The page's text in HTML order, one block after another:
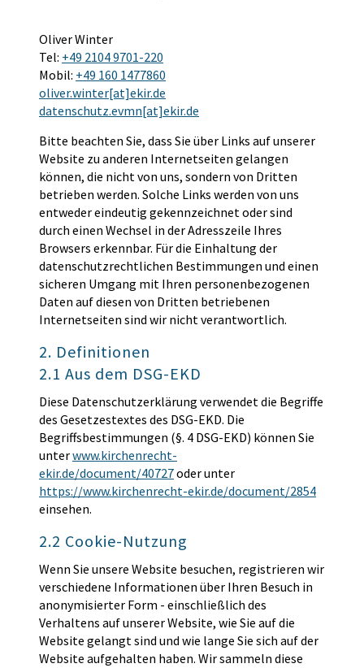
Oliver Winter
Tel: +49 2104 9701-220
Mobil: +49 160 1477860
oliver.winter[at]ekir.de
datenschutz.evmn[at]ekir.de
Bitte beachten Sie, dass Sie über Links auf unserer
Website zu anderen Internetseiten gelangen
können, die nicht von uns, sondern von Dritten
betrieben werden. Solche Links werden von uns
entweder eindeutig gekennzeichnet oder sind
durch einen Wechsel in der Adresszeile Ihres
Browsers erkennbar. Für die Einhaltung der
datenschutzrechtlichen Bestimmungen und einen
sicheren Umgang mit Ihren personenbezogenen
Daten auf diesen von Dritten betriebenen
Internetseiten sind wir nicht verantwortlich.
2. Definitionen
2.1 Aus dem DSG-EKD
Diese Datenschutzerklärung verwendet die Begriffe
des Gesetzestextes des DSG-EKD. Die
Begriffsbestimmungen (§. 4 DSG-EKD) können Sie
unterwww.kirchenrecht-
ekir.de/document/40727oder unter
https://www.kirchenrecht-ekir.de/document/2854
einsehen.
2.2 Cookie-Nutzung
Wenn Sie unsere Website besuchen, registrieren wir
verschiedene Informationen über Ihren Besuch in
anonymisierter Form - einschließlich des
Verhaltens auf unserer Website, wie Sie auf die
Website gelangt sind und wie lange Sie sich auf der
Website aufgehalten haben. Wir sammeln diese